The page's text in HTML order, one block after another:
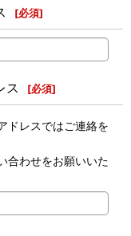
[必須]
ス [必須]
ドレスではご連絡を
合わせをお願いいた